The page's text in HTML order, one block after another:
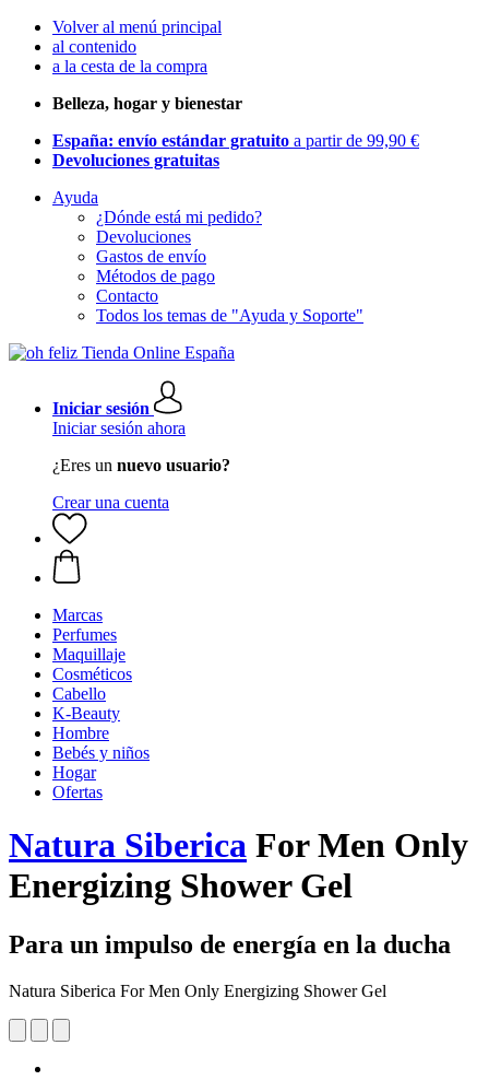
Volver al menú principal
al contenido
a la cesta de la compra
Belleza, hogar y bienestar
España: envío estándar gratuito a partir de 99,90 €
Devoluciones gratuitas
Ayuda
¿Dónde está mi pedido?
Devoluciones
Gastos de envío
Métodos de pago
Contacto
Todos los temas de "Ayuda y Soporte"
Iniciar sesión
Iniciar sesión ahora
¿Eres un nuevo usuario?
Crear una cuenta
Marcas
Perfumes
Maquillaje
Cosméticos
Cabello
K-Beauty
Hombre
Bebés y niños
Hogar
Ofertas
Natura Siberica For Men Only
Energizing Shower Gel
Para un impulso de energía en la ducha
Natura Siberica For Men Only Energizing Shower Gel